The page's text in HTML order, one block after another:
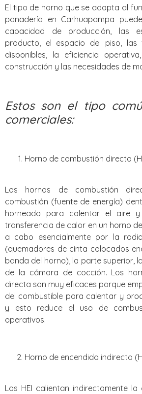
El tipo de horno que se adapta al
panadería en Carhuapampa
capacidad de producción, las
producto, el espacio del piso, las
disponibles, la eficiencia
construcción y las necesidades de
Estos son el tipo
comerciales:
Horno de combustión directa
Los hornos de combustión
combustión (fuente de energía)
horneado para calentar el aire
transferencia de calor en un horno
a cabo esencialmente por la
(quemadores de cinta colocados
banda del horno), la parte superior,
de la cámara de cocción. Los
directa son muy eficaces porque
del combustible para calentar y
y esto reduce el uso de
operativos.
Horno de encendido indirecto
Los HEI calientan indirectamente